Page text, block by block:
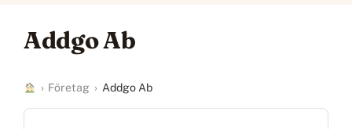
Addgo Ab
› Företag › Addgo Ab